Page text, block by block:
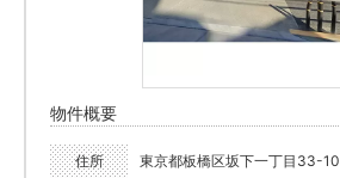
物件概要
住所 東京都板橋区坂下一丁目33-10